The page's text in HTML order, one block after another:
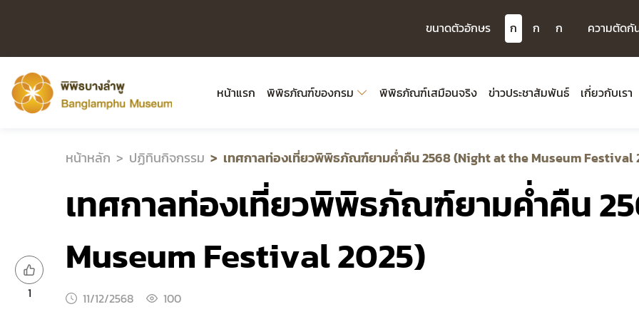
ขนาดตัวอักษร ก ก ก ความตัดกั
หน้าแรก พิพิธภัณฑ์ของกรม พิพิธภัณฑ์เสมือนจริง ข่าวประชาสัมพันธ์ เกี่ยวกับเรา
หน้าหลัก ปฏิทินกิจกรรม เทศกาลท่องเที่ยวพิพิธภัณฑ์ยามค่ำคืน 2568 (Night at the Museum Festival
เทศกาลท่องเที่ยวพิพิธภัณฑ์ยามค่ำคืน
Museum Festival 2025)
11/12/2568 100
1